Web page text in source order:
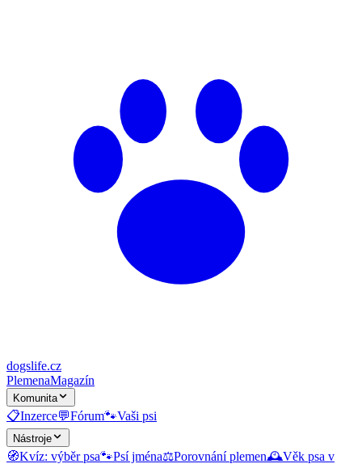
dogslife.cz
PlemenaMagazín
Komunita
📋Inzerce💬Fórum🐾Vaši psi
Nástroje
🧭Kvíz: výběr psa🐾Psí jména⚖️Porovnání plemen🕰️Věk psa v